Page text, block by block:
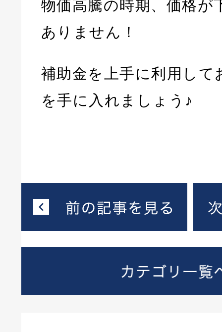
物価高騰の時期、価格が
ありません！
補助金を上手に利用して
を手に入れましょう♪